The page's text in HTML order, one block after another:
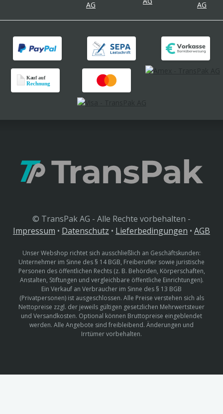
© TransPak AG - Alle Rechte vorbehalten -
Impressum • Datenschutz • Lieferbedingungen • AGB
Unser Webshop richtet sich ausschließlich an Geschäftskunden:
Unternehmer im Sinne des § 14 BGB, Freiberufler sowie juristische
Personen des öffentlichen Rechts (z. B. Behörden, Körperschaften,
Anstalten, Stiftungen und vergleichbare öffentliche Einrichtungen).
Ein Verkauf an Verbraucher im Sinne des § 13 BGB
(Privatpersonen) ist ausgeschlossen. Alle Preise verstehen sich als
Nettopreise zzgl. der jeweils gültigen gesetzlichen Mehrwertsteuer
und Versandkosten. Optional können Bruttopreise eingeblendet
werden. Alle Angebote sind freibleibend. Änderungen und
Irrtümer vorbehalten.